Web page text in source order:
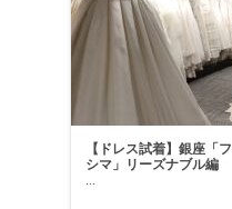
【ドレス試着】銀座「
シマ」リーズナブル編
...